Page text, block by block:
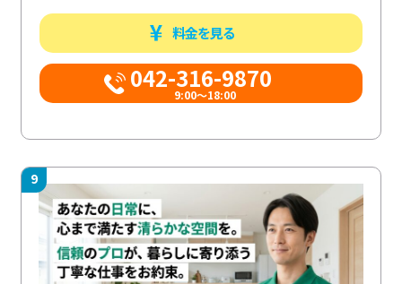
料金を見る
042-316-9870
9:00〜18:00
9